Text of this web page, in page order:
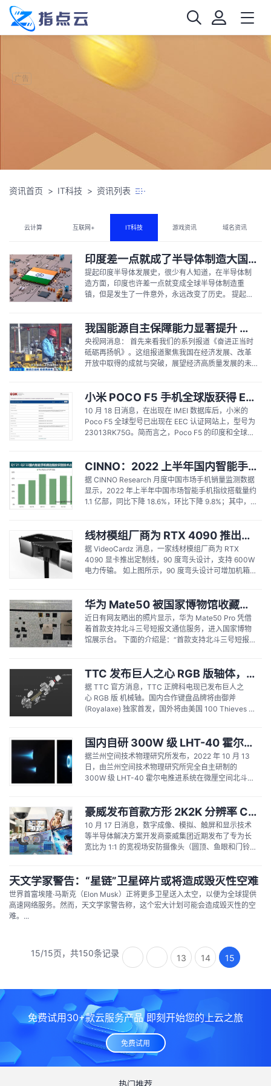
广告
资讯首页 IT科技 资讯列表
云计算 互联网+ IT科技 游戏资讯 域名资讯
印度差一点就成了半导体制造大国，但一件意外事故改变了历史
提起印度半导体发展史，很少有人知道，在半导体制
造方面，印度也许差一点就变成全球半导体制造重
镇，但是发生了一件意外，永远改变了历史。 提起印
是发生了一件意外，永远改变了历史。...
我国能源自主保障能力显著提升 能源结构持续稳步优化
央视网消息： 首先来看我们的系列报道《奋进正当时
砥砺再扬帆》。这组报道聚焦我国在经济发展、改革
开放中取得的成就与突破，展望经济高质量发展的未
升，建成了全球最大的清洁发电体系，能源结构不断
优化，有力地保障了国民经济的稳定运行。...
小米 POCO F5 手机全球版获得 ECC 认证：采用骁龙 8+ Gen 1 芯片，120Hz 2K 显示屏
10 月 18 日消息，在出现在 IMEI 数据库后，小米的
Poco F5 全球型号已出现在 EEC 认证网站上，型号为
23013RK75G。简而言之，Poco F5 的印度和全球版
F5 智能手机将采用 2K...
CINNO：2022 上半年国内智能手机侧边指纹搭载率达 44%，vivo 用的最多
据 CINNO Research 月度中国市场手机销量监测数据
显示，2022 年上半年中国市场智能手机指纹搭载量约
1.1 亿部，同比下降 18.6%，环比下降 9.8%；其中，屏
44%。 数据来源：CINNO Research...
线材模组厂商为 RTX 4090 推出定制供电线：90 度弯头，支持 600W 电力传输
据 VideoCardz 消息，一家线材模组厂商为 RTX
4090 显卡推出定制线，90 度弯头设计，支持 600W
电力传输。 如上图所示，90 度弯头设计可增加机箱兼
mm 的空间...
华为 Mate50 被国家博物馆收藏：首款支持北斗三号短报文通信手机
近日有网友晒出的照片显示，华为 Mate50 Pro 凭借
着首款支持北斗三号短报文通信服务，进入国家博物
馆展示台。 下面的介绍是：“首款支持北斗三号短报文
送地理位置和紧急信息等”。 华为 Mate 50...
TTC 发布巨人之心 RGB 版轴体，御斧键盘首发
据 TTC 官方消息，TTC 正牌科电现已发布巨人之
心 RGB 版 机械轴。国内合作键盘品牌将由御斧
(Royalaxe) 独家首发，国外将由美国 100 Thieves 俱
国内自研 300W 级 LHT-40 霍尔电推进系统在北斗低轨导航卫星上成功实现应用
据兰州空间技术物理研究所发布，2022 年 10 月 13
日，由兰州空间技术物理研究所完全自主研制的
300W 级 LHT-40 霍尔电推进系统在微厘空间北斗导
电推进产品在北斗系列导航任务中的应用拉开了序
幕。 LHT-40...
豪威发布首款方形 2K2K 分辨率 CMOS 图像传感器，可用于宽视场安防摄像头和 AR / VR / MR
10 月 17 日消息，数字成像、模拟、触屏和显示技术
等半导体解决方案开发商豪威集团近期发布了专为长
宽比为 1:1 的宽视场安防摄像头（圆顶、鱼眼和门铃摄
图像传感器。 OS04E10 现已出样，将于 2023...
天文学家警告：“星链”卫星碎片或将造成毁灭性空难
世界首富埃隆·马斯克（Elon Musk）正将更多卫星送入太空，以便为全球提供
高速网络服务。然而，天文学家警告称，这个宏大计划可能会造成毁灭性的空
难。...
15/15页，共150条记录 13 14 15
免费试用30+款云服务产品 即刻开始您的上云之旅
免费试用
热门推荐